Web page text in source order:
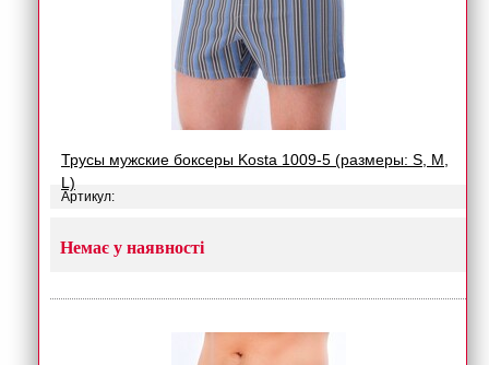
Трусы мужские боксеры Kosta 1009-5 (размеры: S, M,
L)
Артикул:
Немає у наявності